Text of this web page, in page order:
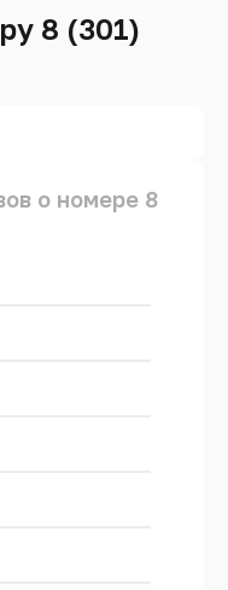
8 (301)
о номере 8